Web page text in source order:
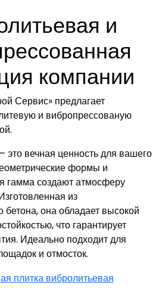
и
компании
Сервис» предлагает
и вибропрессованую
– это вечная ценность для вашего
формы и
гамма создают атмосферу
из
бетона, она обладает высокой
что гарантирует
Идеально подходит для
и отмосток.